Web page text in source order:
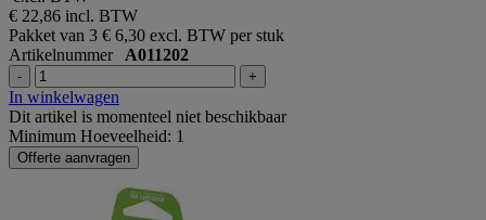
€ 22,86 incl. BTW
Pakket van 3 € 6,30 excl. BTW per stuk
Artikelnummer A011202
- +
In winkelwagen
Dit artikel is momenteel niet beschikbaar
Minimum Hoeveelheid: 1
Offerte aanvragen